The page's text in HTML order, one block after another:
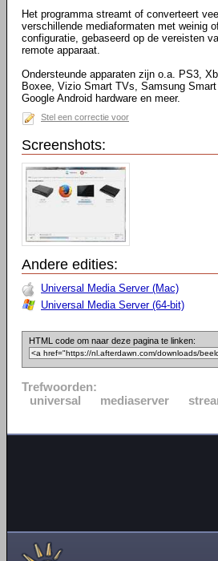
Het programma streamt of converteert veel
verschillende mediaformaten met weinig
configuratie, gebaseerd op de vereisten
remote apparaat.
Ondersteunde apparaten zijn o.a. PS3,
Boxee, Vizio Smart TVs, Samsung
Google Android hardware en meer.
Stel een correctie voor
Screenshots:
Andere edities:
Universal Media Server (Mac)
Universal Media Server (64-bit)
HTML code om naar deze pagina te linken:
Trefwoorden:
universal
mediaserver